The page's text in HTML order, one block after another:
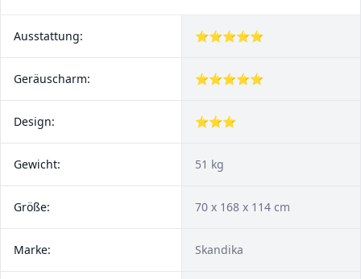
Ausstattung: ⭐⭐⭐⭐⭐
Geräuscharm: ⭐⭐⭐⭐⭐
Design: ⭐⭐⭐
Gewicht: 51 kg
Größe: 70 x 168 x 114 cm
Marke: Skandika